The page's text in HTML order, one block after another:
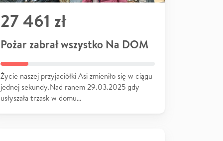
27 461 zł
Pożar zabrał wszystko Na DOM
Życie naszej przyjaciółki Asi zmieniło się w ciągu
jednej sekundy.Nad ranem 29.03.2025 gdy
usłyszała trzask w domu…